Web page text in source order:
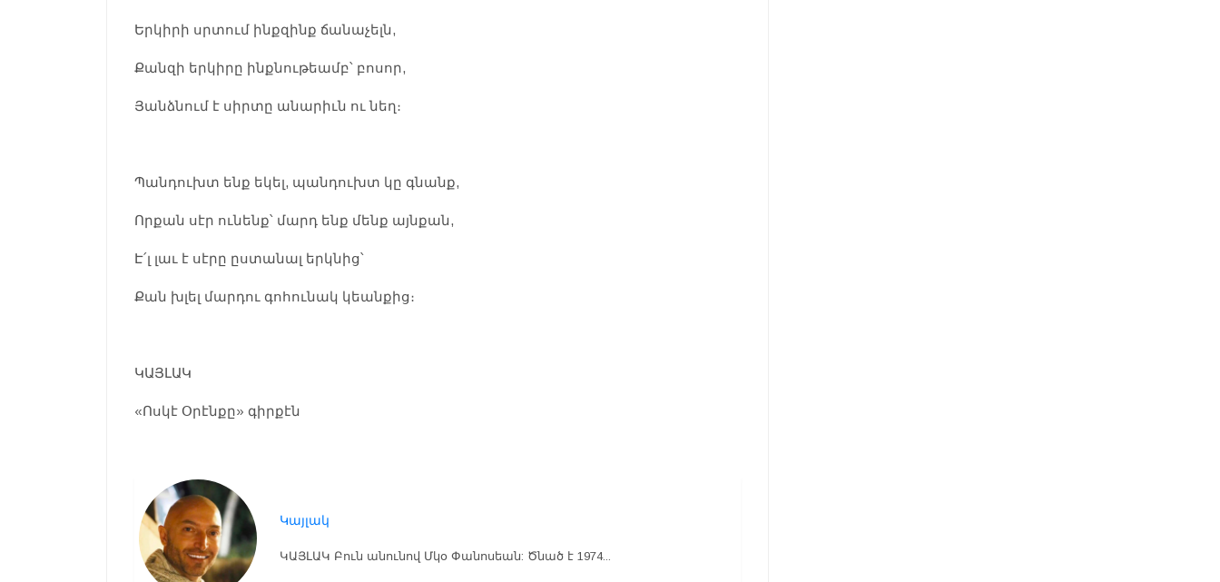
Երկիրի սրտում ինքզինք ճանաչելն,
Քանզի երկիրը ինքնութեամբ՝ բոսոր,
Յանձնում է սիրտը անարիւն ու նեղ։
Պանդուխտ ենք եկել, պանդուխտ կը գնանք,
Որքան սէր ունենք՝ մարդ ենք մենք այնքան,
Է՛լ լաւ է սէրը ըստանալ երկնից՝
Քան խլել մարդու գոհունակ կեանքից։
ԿԱՅԼԱԿ
«Ոսկէ Օրէնքը» գիրքէն
Կայլակ
ԿԱՅԼԱԿ Բուն անունով Մկօ Փանոսեան: Ծնած է 1974...